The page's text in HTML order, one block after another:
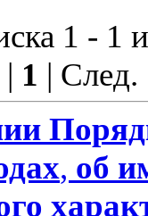
1 - 1
1 |
, об